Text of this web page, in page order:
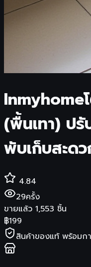
Inmyhome
(พื้นเทา) ปรั
พับเก็บสะด
4.84
29ครั้ง
ขายแล้ว 1,553 ชิ้น
฿199
สินค้าของแท้ พร้อมก